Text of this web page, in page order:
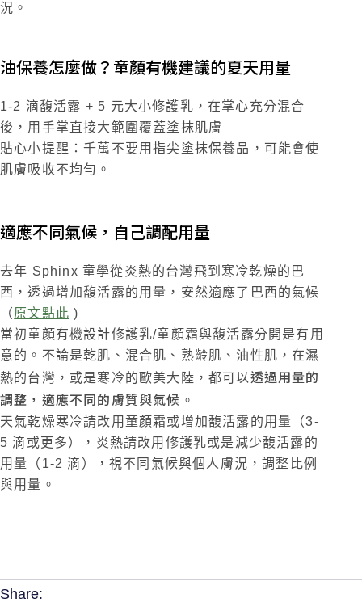
況。
油保養怎麼做？童顏有機建議的夏天用量
1-2 滴馥活露 + 5 元大小修護乳，在掌心充分混合
後，用手掌直接大範圍覆蓋塗抹肌膚
貼心小提醒：千萬不要用指尖塗抹保養品，可能會使
肌膚吸收不均勻。
適應不同氣候，自己調配用量
去年 Sphinx 童學從炎熱的台灣飛到寒冷乾燥的巴
西，透過增加馥活露的用量，安然適應了巴西的氣候
（原文點此 )
當初童顏有機設計修護乳/童顏霜與馥活露分開是有用
意的。不論是乾肌、混合肌、熟齡肌、油性肌，在濕
熱的台灣，或是寒冷的歐美大陸，都可以透過用量的
調整，適應不同的膚質與氣候 。
天氣乾燥寒冷請改用童顏霜或增加馥活露的用量（3-
5 滴或更多），炎熱請改用修護乳或是減少馥活露的
用量（1-2 滴），視不同氣候與個人膚況，調整比例
與用量。
Share: